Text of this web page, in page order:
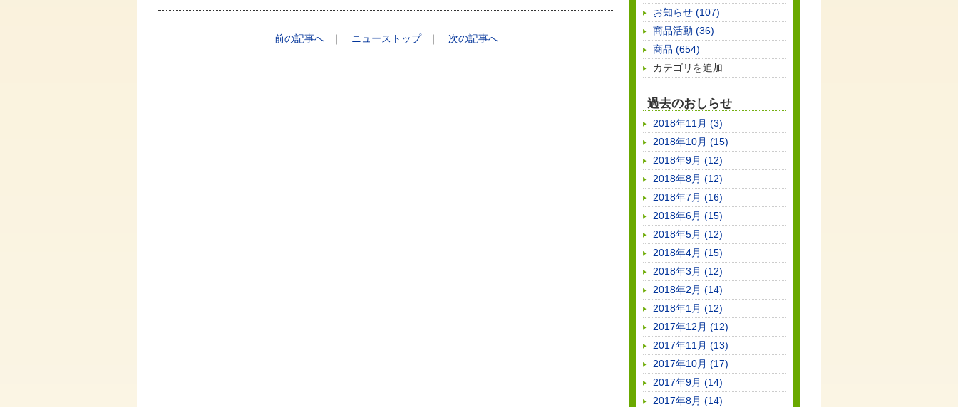
前の記事へ ｜ ニューストップ ｜ 次の記事へ
お知らせ (107)
商品活動 (36)
商品 (654)
カテゴリを追加
過去のおしらせ
2018年11月 (3)
2018年10月 (15)
2018年9月 (12)
2018年8月 (12)
2018年7月 (16)
2018年6月 (15)
2018年5月 (12)
2018年4月 (15)
2018年3月 (12)
2018年2月 (14)
2018年1月 (12)
2017年12月 (12)
2017年11月 (13)
2017年10月 (17)
2017年9月 (14)
2017年8月 (14)